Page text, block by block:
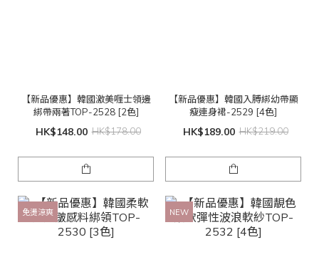
【新品優惠】韓國激美喱士領邊
綁帶兩著TOP-2528 [2色]
HK$148.00 HK$178.00
【新品優惠】韓國入膊綁幼帶顯
瘦連身裙-2529 [4色]
HK$189.00 HK$219.00
免燙涼爽 NEW